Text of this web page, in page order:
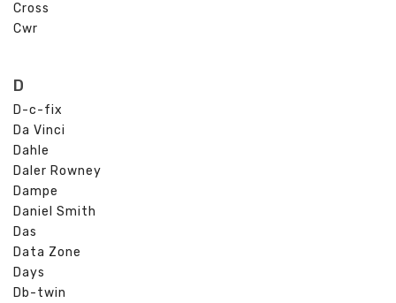
Cross
Cwr
D
D-c-fix
Da Vinci
Dahle
Daler Rowney
Dampe
Daniel Smith
Das
Data Zone
Days
Db-twin